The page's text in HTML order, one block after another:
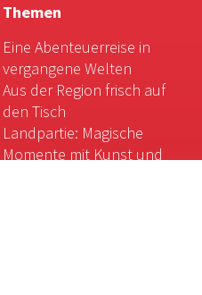
Themen
Eine Abenteuerreise in
vergangene Welten
Aus der Region frisch auf
den Tisch
Landpartie: Magische
Momente mit Kunst und